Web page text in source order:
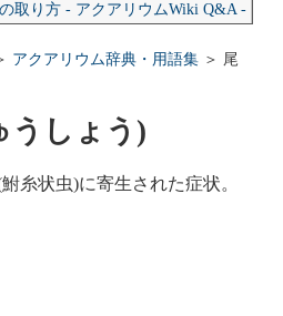
取り方 - アクアリウムWiki Q&A - 最
まない貝っていますか？ - アクアリ
アクアリウム辞典・用語集 ＞ 尾
うしょう)
糸状虫)に寄生された症状。